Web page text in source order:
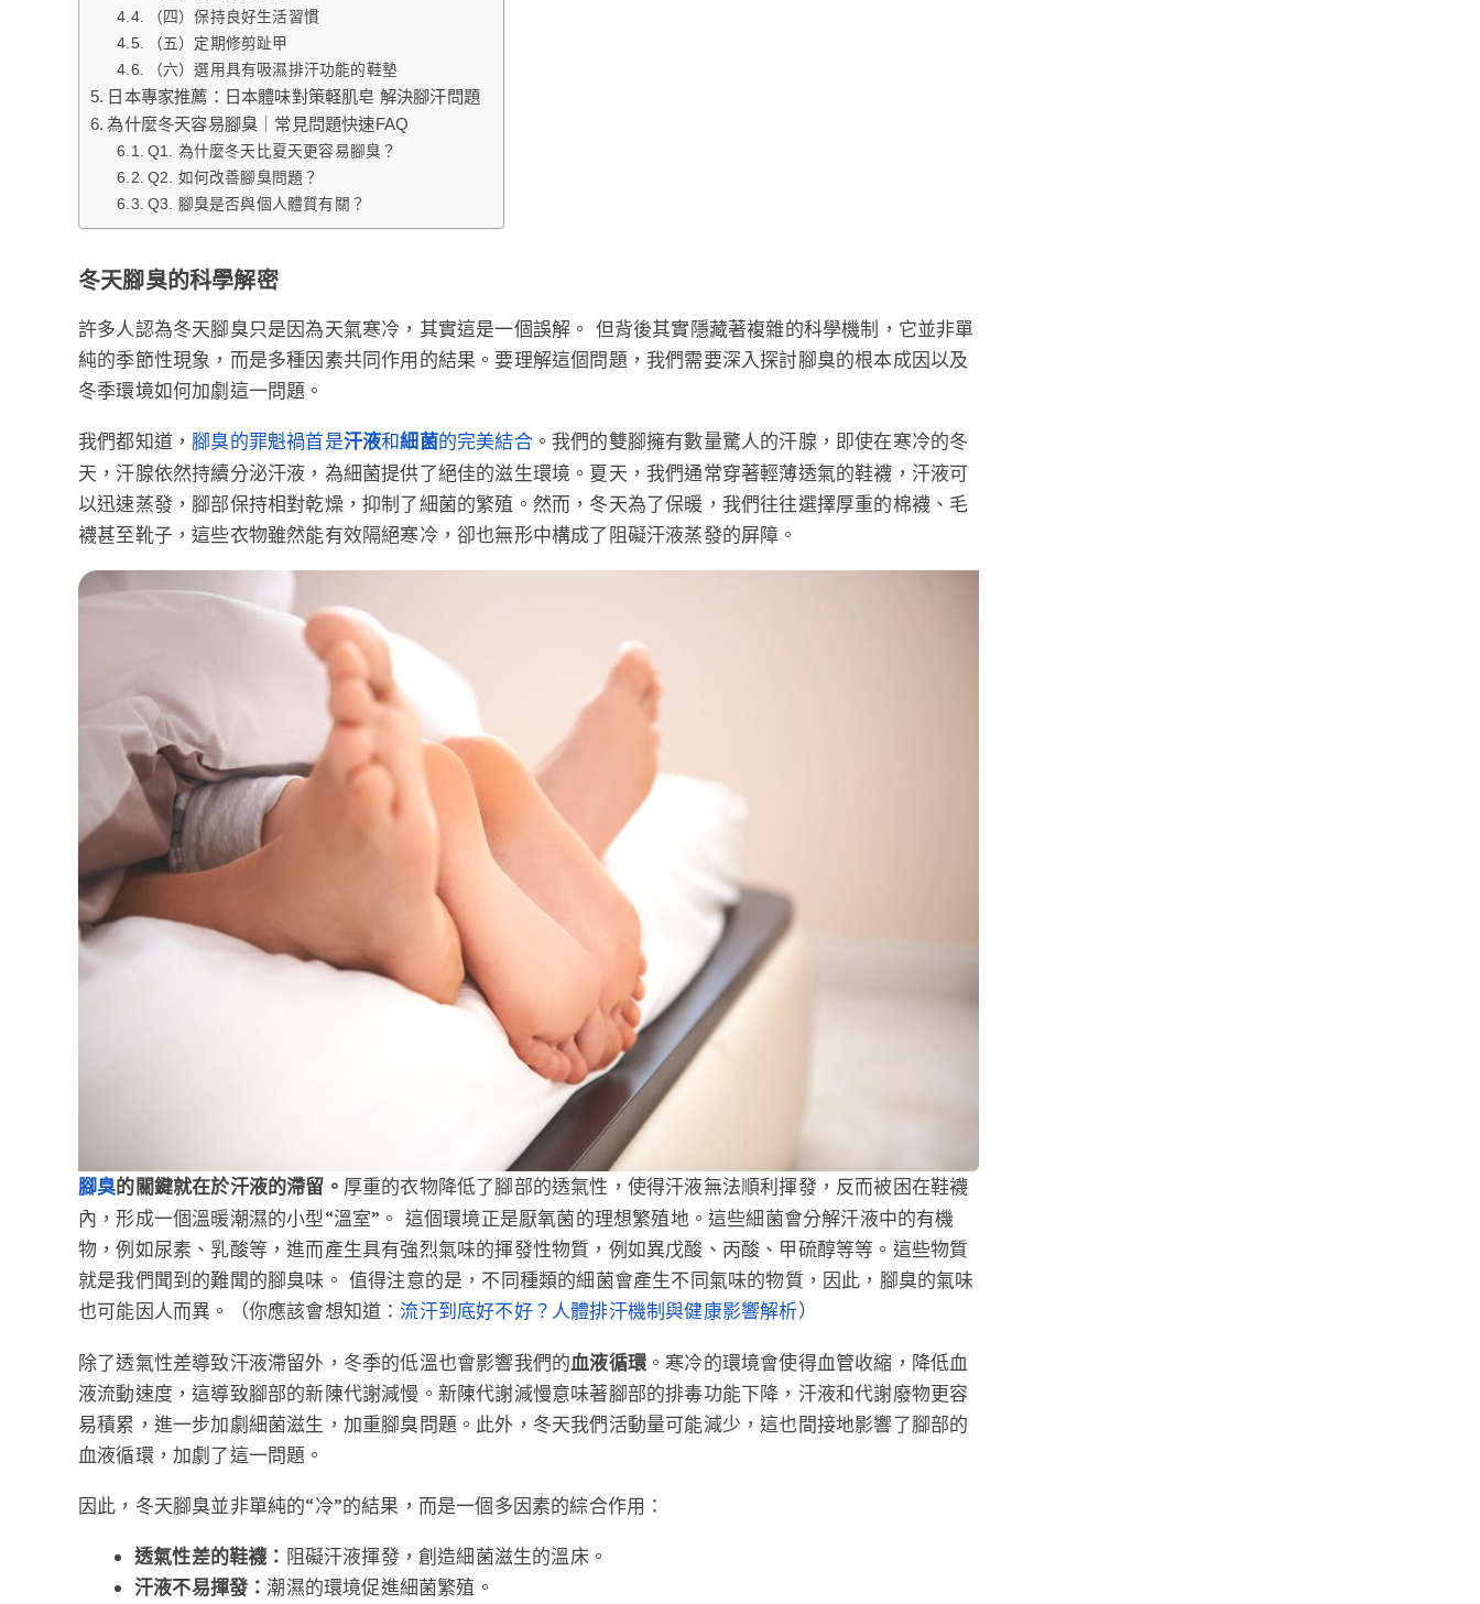
（四）保持良好生活習慣
（五）定期修剪趾甲
（六）選用具有吸濕排汗功能的鞋墊
日本專家推薦：日本體味對策軽肌皂 解決腳汗問題
為什麼冬天容易腳臭｜常見問題快速FAQ
Q1. 為什麼冬天比夏天更容易腳臭？
Q2. 如何改善腳臭問題？
Q3. 腳臭是否與個人體質有關？
冬天腳臭的科學解密
許多人認為冬天腳臭只是因為天氣寒冷，其實這是一個誤解。 但背後其實隱藏著複雜的科學機制，它並非單
純的季節性現象，而是多種因素共同作用的結果。要理解這個問題，我們需要深入探討腳臭的根本成因以及
冬季環境如何加劇這一問題。
我們都知道， 腳臭的罪魁禍首是汗液和細菌的完美結合。我們的雙腳擁有數量驚人的汗腺，即使在寒冷的冬
天，汗腺依然持續分泌汗液，為細菌提供了絕佳的滋生環境。夏天，我們通常穿著輕薄透氣的鞋襪，汗液可
以迅速蒸發，腳部保持相對乾燥，抑制了細菌的繁殖。然而，冬天為了保暖，我們往往選擇厚重的棉襪、毛
襪甚至靴子，這些衣物雖然能有效隔絕寒冷，卻也無形中構成了阻礙汗液蒸發的屏障。
腳臭的關鍵就在於汗液的滯留。 厚重的衣物降低了腳部的透氣性，使得汗液無法順利揮發，反而被困在鞋襪
內，形成一個溫暖潮濕的小型“溫室”。 這個環境正是厭氧菌的理想繁殖地。這些細菌會分解汗液中的有機
物，例如尿素、乳酸等，進而產生具有強烈氣味的揮發性物質，例如異戊酸、丙酸、甲硫醇等等。這些物質
就是我們聞到的難聞的腳臭味。 值得注意的是，不同種類的細菌會產生不同氣味的物質，因此，腳臭的氣味
也可能因人而異。（你應該會想知道：流汗到底好不好？人體排汗機制與健康影響解析）
除了透氣性差導致汗液滯留外，冬季的低溫也會影響我們的血液循環 。寒冷的環境會使得血管收縮，降低血
液流動速度，這導致腳部的新陳代謝減慢。新陳代謝減慢意味著腳部的排毒功能下降，汗液和代謝廢物更容
易積累，進一步加劇細菌滋生，加重腳臭問題。此外，冬天我們活動量可能減少，這也間接地影響了腳部的
血液循環，加劇了這一問題。
因此，冬天腳臭並非單純的“冷”的結果，而是一個多因素的綜合作用：
透氣性差的鞋襪： 阻礙汗液揮發，創造細菌滋生的溫床。
汗液不易揮發： 潮濕的環境促進細菌繁殖。